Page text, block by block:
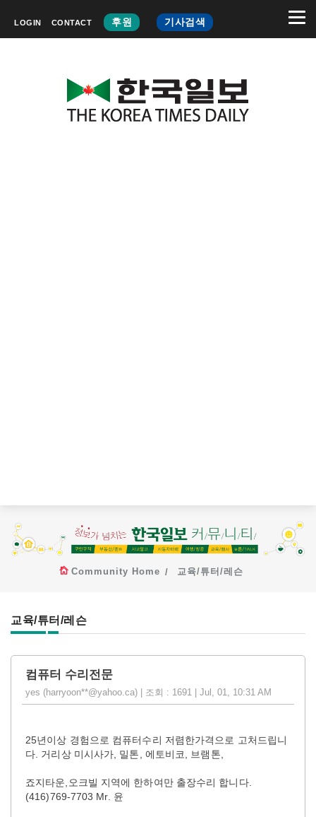
LOGIN CONTACT 후원 기사검색
Community Home 교육/튜터/레슨
교육/튜터/레슨
컴퓨터 수리전문
yes (harryoon**@yahoo.ca) | 조회 : 1691 | Jul, 01, 10:31 AM
25년이상 경험으로 컴퓨터수리 저렴한가격으로 고처드립니
다. 거리상 미시사가, 밀톤, 에토비코, 브램톤,
죠지타운,오크빌 지역에 한하여만 출장수리 합니다.
(416)769-7703 Mr. 윤